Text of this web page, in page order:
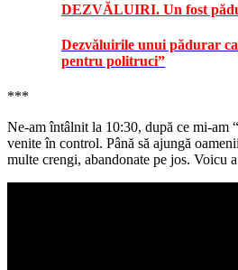
DEZVĂLUIRI. Un fost
Dezvăluirile unui pădurar
pentru politruci”
***
Ne-am întâlnit la 10:30, după ce mi-am
venite în control. Până să ajungă
multe crengi, abandonate pe jos. Voicu